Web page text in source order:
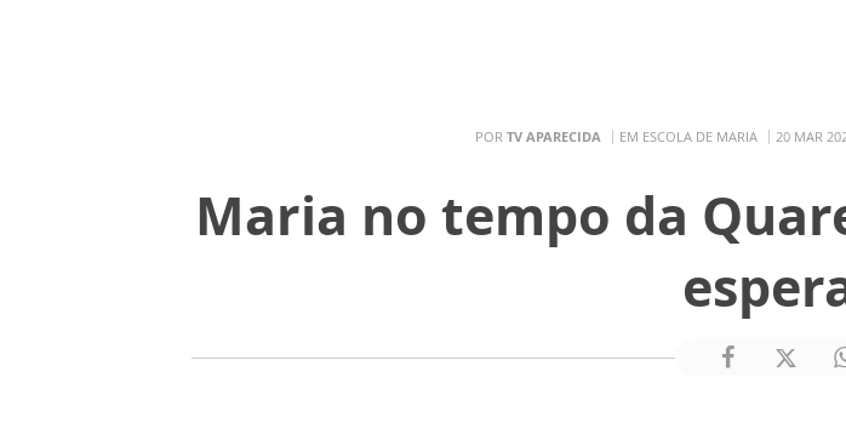
POR TV APARECIDA EM ESCOLA DE MARIA 20 MAR
Maria no tempo da